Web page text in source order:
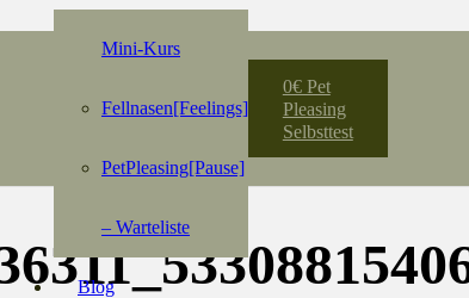
Mini-Kurs
Fellnasen[Feelings]
PetPleasing[Pause]
– Warteliste
Blog
0€ Pet
Pleasing
Selbsttest